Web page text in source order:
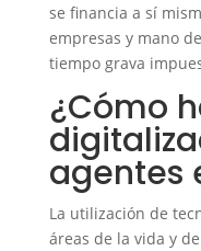
se financia a sí
empresas y mano
tiempo grava
¿Cómo
agentes
La utilización de
áreas de la vida y